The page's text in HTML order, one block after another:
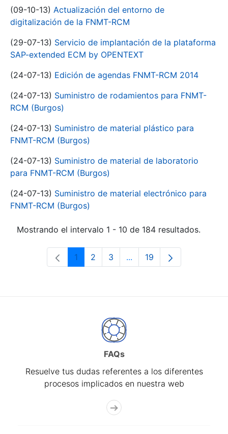
(09-10-13) Actualización del entorno de
digitalización de la FNMT-RCM
(29-07-13) Servicio de implantación de la plataforma
SAP-extended ECM by OPENTEXT
(24-07-13) Edición de agendas FNMT-RCM 2014
(24-07-13) Suministro de rodamientos para FNMT-
RCM (Burgos)
(24-07-13) Suministro de material plástico para
FNMT-RCM (Burgos)
(24-07-13) Suministro de material de laboratorio
para FNMT-RCM (Burgos)
(24-07-13) Suministro de material electrónico para
FNMT-RCM (Burgos)
Mostrando el intervalo 1 - 10 de 184 resultados.
Página
1 Página
2 Página
3 ...Páginas intermedias Use
Página
19
FAQs
Resuelve tus dudas referentes a los diferentes
procesos implicados en nuestra web